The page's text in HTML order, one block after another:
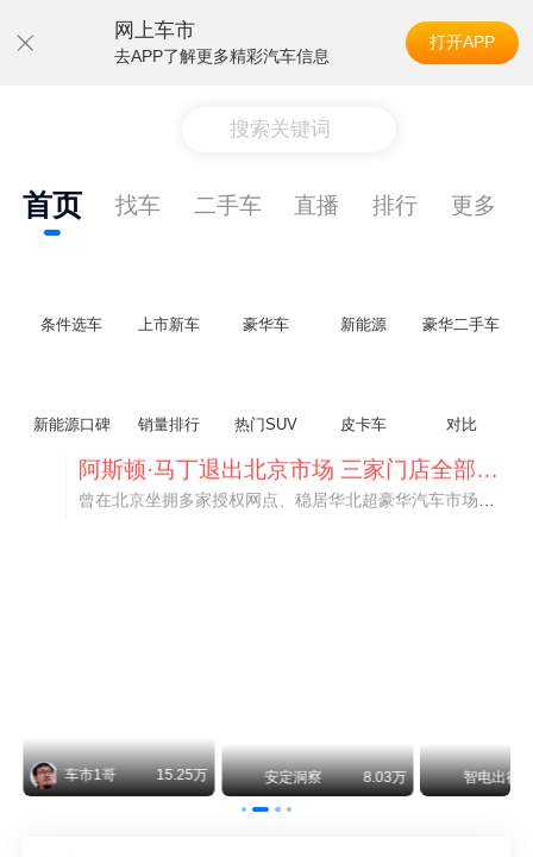
网上车市
去APP了解更多精彩汽车信息
打开APP
搜索关键词
首页 找车 二手车 直播 排行 更多
条件选车 上市新车 豪华车 新能源 豪华二手车
新能源口碑 销量排行 热门SUV 皮卡车 对比
不要伤了余承东的心！不内卷价格的华为，弥足珍贵！
纵观鸿蒙智行一路走来的发展路径，很难得地走出了一条和当下车市截然不同的道路：不靠降价走量、不参与低端价格厮杀，始终以技术迭代、架构创新、智能化体验升级、整车品质突破作为核心驱动力，稳步实现产品价值向上、品牌价格带稳步攀升。
智电出行 8.54万 智电出行 8.18万 智电出行